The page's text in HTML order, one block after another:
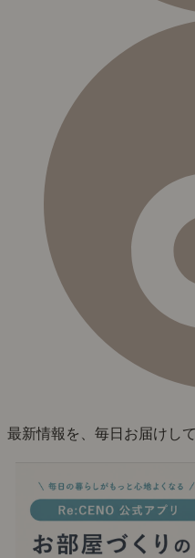
最新情報を、毎日お届けして